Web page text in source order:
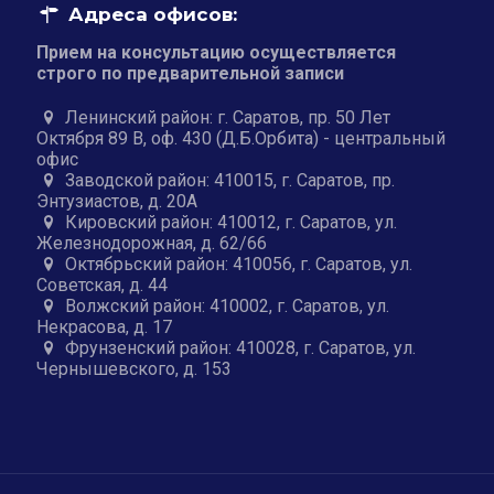
Адреса офисов:
Прием на консультацию осуществляется
строго по предварительной записи
Ленинский район: г. Саратов, пр. 50 Лет
Октября 89 В, оф. 430 (Д.Б.Орбита) - центральный
офис
Заводской район: 410015, г. Саратов, пр.
Энтузиастов, д. 20А
Кировский район: 410012, г. Саратов, ул.
Железнодорожная, д. 62/66
Октябрьский район: 410056, г. Саратов, ул.
Советская, д. 44
Волжский район: 410002, г. Саратов, ул.
Некрасова, д. 17
Фрунзенский район: 410028, г. Саратов, ул.
Чернышевского, д. 153